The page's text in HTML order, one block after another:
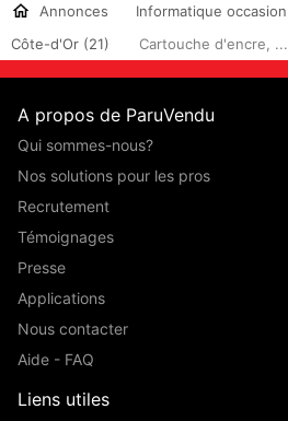
Annonces Informatique occasion
Côte-d'Or (21)
Cartouche d'encre, ...
A propos de ParuVendu
Qui sommes-nous?
Nos solutions pour les pros
Recrutement
Témoignages
Presse
Applications
Nous contacter
Aide - FAQ
Liens utiles